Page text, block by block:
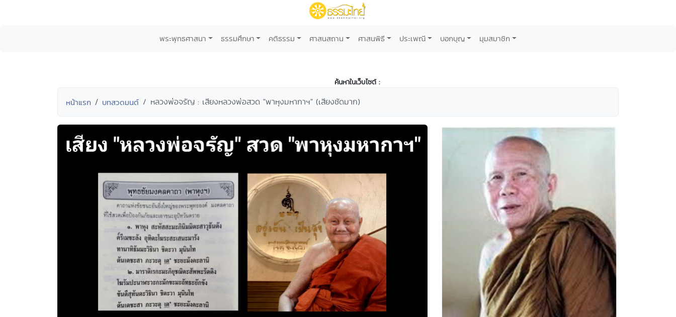
พระพุทธศาสนา ธรรมศึกษา คติธรรม ศาสนสถาน ศาสนพิธี ประเพณี บอกบุญ มุมสมาชิก
ค้นหาในเว็บไซต์ :
หน้าแรก บทสวดมนต์ หลวงพ่อจรัญ : เสียงหลวงพ่อสวด "พาหุงมหากาฯ" (เสียงชัดมาก)